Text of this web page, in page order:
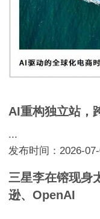
AI重构独立站，
...
发布时间：2026-
三星李在镕现身
逊、OpenAI